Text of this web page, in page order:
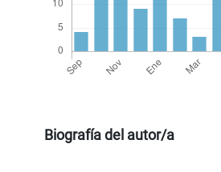
Biografía del autor/a